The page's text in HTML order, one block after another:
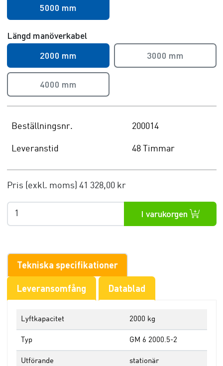
5000 mm
Längd manöverkabel
2000 mm
3000 mm
4000 mm
Beställningsnr. 200014
Leveranstid 48 Timmar
Pris (exkl. moms) 41 328,00 kr
I varukorgen
Tekniska specifikationer
Leveransomfång Datablad
Lyftkapacitet 2000 kg
Typ GM 6 2000.5-2
Utförande stationär